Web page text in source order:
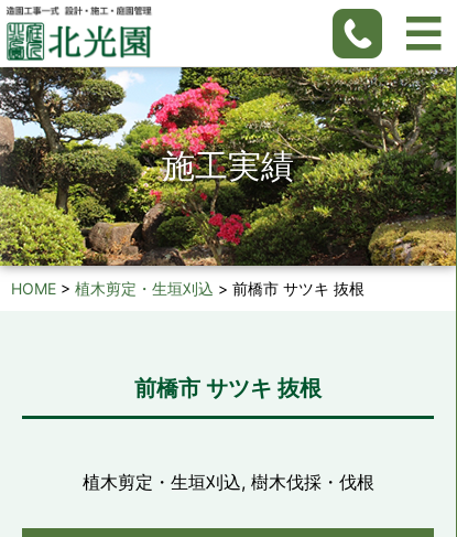
施工実績
HOME > 植木剪定・生垣刈込 > 前橋市 サツキ 抜根
前橋市 サツキ 抜根
植木剪定・生垣刈込, 樹木伐採・伐根